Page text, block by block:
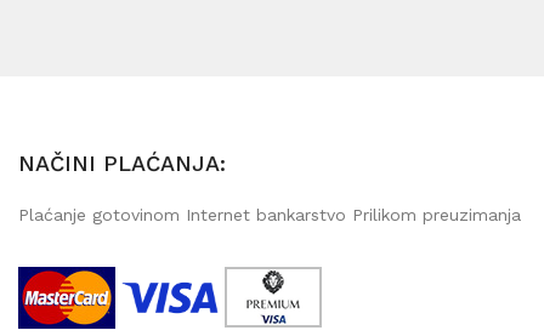
NAČINI PLAĆANJA:
Plaćanje gotovinom Internet bankarstvo Prilikom preuzimanja